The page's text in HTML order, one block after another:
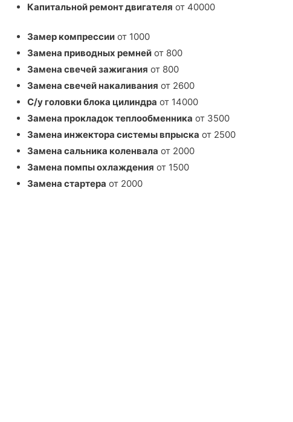
Капитальной ремонт двигателя от 40000
Замер компрессии от 1000
Замена приводных ремней от 800
Замена свечей зажигания от 800
Замена свечей накаливания от 2600
С/у головки блока цилиндра от 14000
Замена прокладок теплообменника от 3500
Замена инжектора системы впрыска от 2500
Замена сальника коленвала от 2000
Замена помпы охлаждения от 1500
Замена стартера от 2000